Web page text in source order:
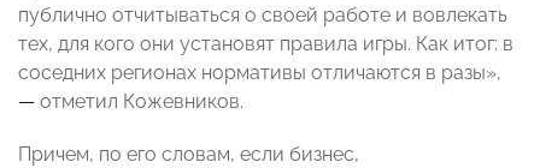
публично отчитываться о своей работе и вовлекать
тех, для кого они установят правила игры. Как итог: в
соседних регионах нормативы отличаются в разы»,
— отметил Кожевников.
Причем, по его словам, если бизнес,